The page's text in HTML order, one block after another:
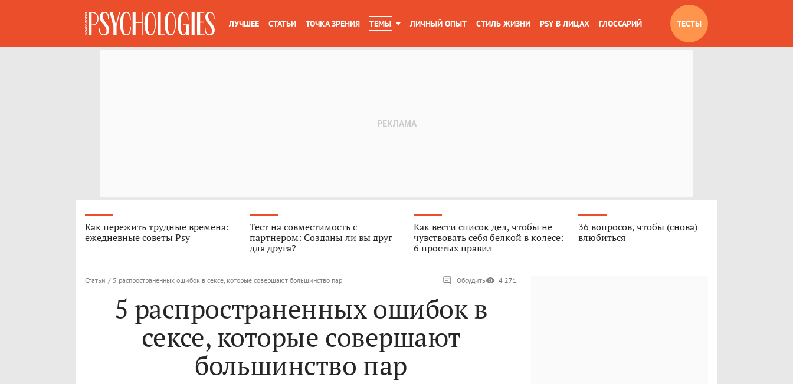
ЛУЧШЕЕ СТАТЬИ ТОЧКА ЗРЕНИЯ ТЕМЫ ЛИЧНЫЙ ОПЫТ СТИЛЬ ЖИЗНИ PSY В ЛИЦАХ ГЛОССАРИЙ ТЕСТЫ
Как пережить трудные времена:
ежедневные советы Psy
Тест на совместимость с
партнером: Созданы ли вы друг
для друга?
Как вести список дел, чтобы не
чувствовать себя белкой в колесе:
6 простых правил
36 вопросов, чтобы (снова)
влюбиться
Статьи / 5 распространенных ошибок в сексе, которые совершают большинство пар Обсудить 4 271
5 распространенных ошибок в
сексе, которые совершают
большинство пар